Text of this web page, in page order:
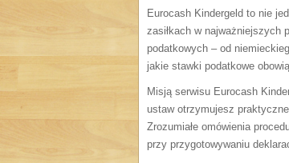
Eurocash Kindergeld to nie
zasiłkach w najważniejszych
podatkowych – od
jakie stawki podatkowe
Misją serwisu Eurocash
ustaw otrzymujesz
Zrozumiałe omówienia
przy przygotowywaniu